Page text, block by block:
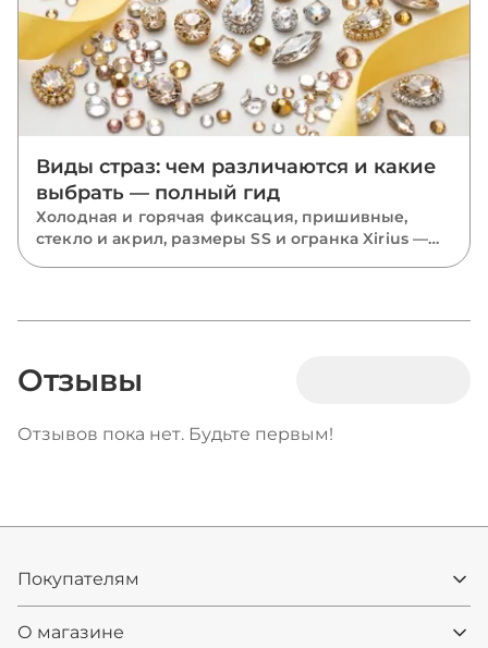
Виды страз: чем различаются и какие
выбрать — полный гид
Холодная и горячая фиксация, пришивные,
стекло и акрил, размеры SS и огранка Xirius —
Отзывы
Отзывов пока нет. Будьте первым!
Покупателям
О магазине